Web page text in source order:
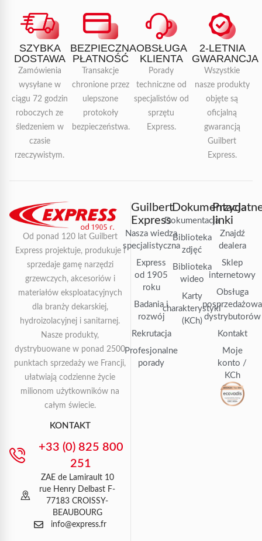
SZYBKA
DOSTAWA
Zamówienia
wysyłane w
ciągu 72 godzin
roboczych ze
śledzeniem w
czasie
rzeczywistym.
BEZPIECZNA
PŁATNOŚĆ
Transakcje
chronione przez
ulepszone
protokoły
bezpieczeństwa.
OBSŁUGA
KLIENTA
Porady
techniczne od
specjalistów od
sprzętu
Express.
2-LETNIA
GWARANCJA
Wszystkie
nasze produkty
objęte są
oficjalną
gwarancją
Guilbert
Express.
Od ponad 120 lat Guilbert
Express projektuje, produkuje i
sprzedaje gamę narzędzi
grzewczych, akcesoriów i
materiałów eksploatacyjnych
dla branży dekarskiej,
hydroizolacyjnej i sanitarnej.
Nasze produkty,
dystrybuowane w ponad 2500
punktach sprzedaży we Francji,
ułatwiają codzienne życie
milionom użytkowników na
całym świecie.
KONTAKT
+33 (0) 825 800
251
ZAE de Lamirault 10
rue Henry Delbast F-
77183 CROISSY-
BEAUBOURG
info@express.fr
Guilbert
Express
Nasza wiedza
specjalistyczna
Express
od 1905
roku
Badania i
rozwój
Rekrutacja
Profesjonalne
porady
Dokumentacja
Dokumentacja
Biblioteka
zdjęć
Biblioteka
wideo
Karty
charakterystyki
(KCh)
linki
Znajdź
dealera
Sklep
internetowy
Obsługa
posprzedażowa
dystrybutorów
Kontakt
Moje
konto /
KCh